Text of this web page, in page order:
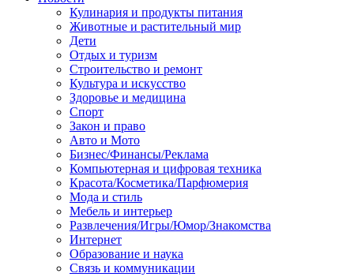
Кулинария и продукты питания
Животные и растительный мир
Дети
Отдых и туризм
Строительство и ремонт
Культура и искусство
Здоровье и медицина
Спорт
Закон и право
Авто и Мото
Бизнес/Финансы/Реклама
Компьютерная и цифровая техника
Красота/Косметика/Парфюмерия
Мода и стиль
Мебель и интерьер
Развлечения/Игры/Юмор/Знакомства
Интернет
Образование и наука
Связь и коммуникации